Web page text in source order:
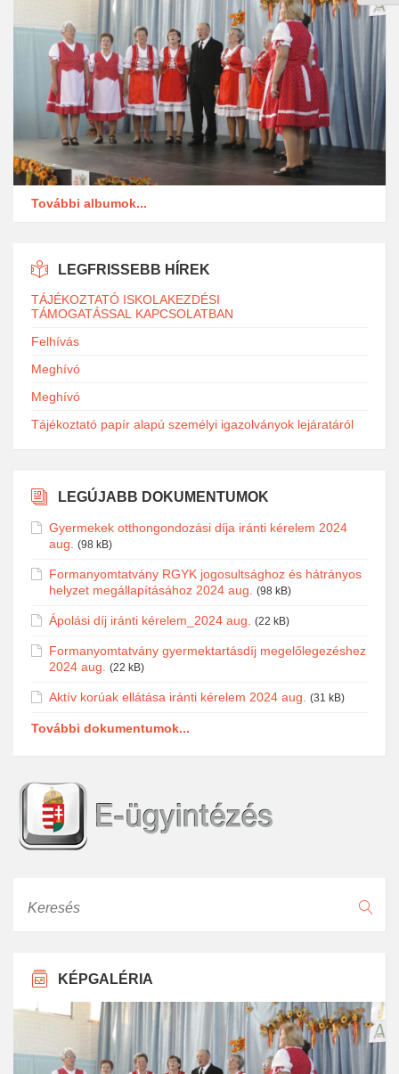
További albumok...
LEGFRISSEBB HÍREK
TÁJÉKOZTATÓ ISKOLAKEZDÉSI
TÁMOGATÁSSAL KAPCSOLATBAN
Felhívás
Meghívó
Meghívó
Tájékoztató papír alapú személyi igazolványok lejáratáról
LEGÚJABB DOKUMENTUMOK
Gyermekek otthongondozási díja iránti kérelem 2024
aug.
(98 kB)
Formanyomtatvány RGYK jogosultsághoz és hátrányos
helyzet megállapításához 2024 aug.
(98 kB)
Ápolási díj iránti kérelem_2024 aug. (22 kB)
Formanyomtatvány gyermektartásdíj megelőlegezéshez
2024 aug.
(22 kB)
Aktív korúak ellátása iránti kérelem 2024 aug. (31 kB)
További dokumentumok...
KÉPGALÉRIA